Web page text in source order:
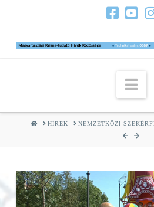
HOMEHÍREK NEMZETKÖZI